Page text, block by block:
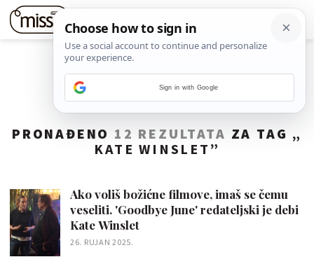
PRONAĐENO 12 REZULTATA ZA TAG „
KATE WINSLET ”
Ako voliš božićne filmove, imaš se čemu
veseliti. 'Goodbye June' redateljski je debi
Kate Winslet
26. RUJAN 2025.
Sign in with Google